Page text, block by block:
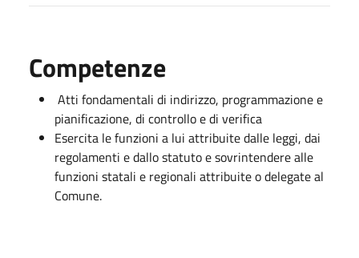
Competenze
Atti fondamentali di indirizzo, programmazione e
pianificazione, di controllo e di verifica
Esercita le funzioni a lui attribuite dalle leggi, dai
regolamenti e dallo statuto e sovrintendere alle
funzioni statali e regionali attribuite o delegate al
Comune.